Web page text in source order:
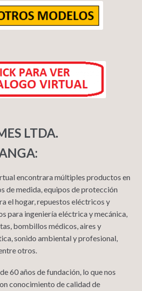
LTDA.
encontrara múltiples productos en
de medida, equipos de protección
el hogar, repuestos eléctricos y
para ingeniería eléctrica y mecánica,
bombillos médicos, aires y
sonido ambiental y profesional,
otros.
60 años de fundación, lo que nos
conocimiento de calidad de